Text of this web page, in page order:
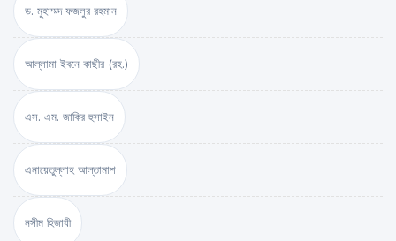
ড. মুহাম্মদ ফজলুর রহমান
আল্লামা ইবনে কাছীর (রহ.)
এস. এম. জাকির হুসাইন
এনায়েতুল্লাহ আল্‌তামাশ
নসীম হিজাযী